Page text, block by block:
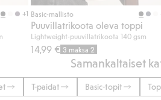
+1 Basic-mallisto
Puuvillatrikoota oleva toppi
Lightweight-puuvillatrikoota 140 gsm
14,99 € 3 maksa 2
Samankaltaiset
T-paidat Basic-topit